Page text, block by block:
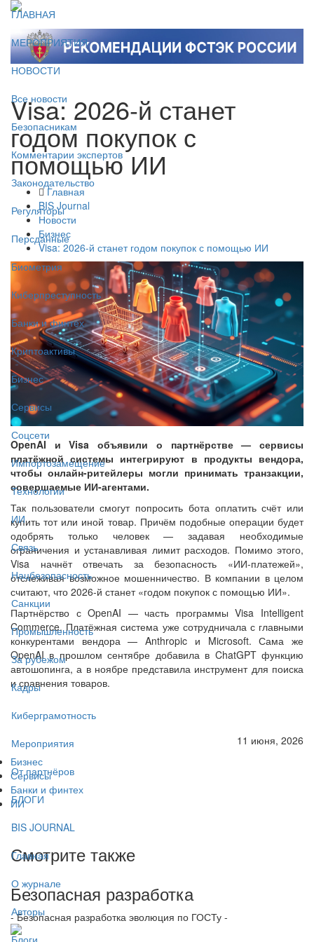
ГЛАВНАЯ
МЕРОПРИЯТИЯ
НОВОСТИ
Все новости
Безопасникам
Комментарии экспертов
Законодательство
Регуляторы
Персданные
Биометрия
Киберпреступность
Банки и финтех
Криптоактивы
Бизнес
Сервисы
Соцсети
Импортозамещение
Технологии
ИИ
Связь
Нацбезопасность
Санкции
Промышленность
За рубежом
Кадры
Киберграмотность
Мероприятия
От партнёров
БЛОГИ
BIS JOURNAL
Главная
О журнале
Авторы
Блоги
Visa: 2026-й станет
годом покупок с
помощью ИИ
Главная
BIS Journal
Новости
Бизнес
Visa: 2026-й станет годом покупок с помощью ИИ
OpenAI и Visa объявили о партнёрстве — сервисы
платёжной системы интегрируют в продукты вендора,
чтобы онлайн-ритейлеры могли принимать транзакции,
совершаемые ИИ-агентами.
Так пользователи смогут попросить бота оплатить счёт или
купить тот или иной товар. Причём подобные операции будет
одобрять только человек — задавая необходимые
ограничения и устанавливая лимит расходов. Помимо этого,
Visa начнёт отвечать за безопасность «ИИ-платежей»,
отслеживая возможное мошенничество. В компании в целом
считают, что 2026-й станет «годом покупок с помощью ИИ».
Партнёрство с OpenAI — часть программы Visa Intelligent
Commerce. Платёжная система уже сотрудничала с главными
конкурентами вендора — Anthropic и Microsoft. Сама же
OpenAI в прошлом сентябре добавила в ChatGPT функцию
автошопинга, а в ноябре представила инструмент для поиска
и сравнения товаров.
11 июня, 2026
Бизнес
Сервисы
Банки и финтех
ИИ
Смотрите также
Безопасная разработка
- Безопасная разработка эволюция по ГОСТу -